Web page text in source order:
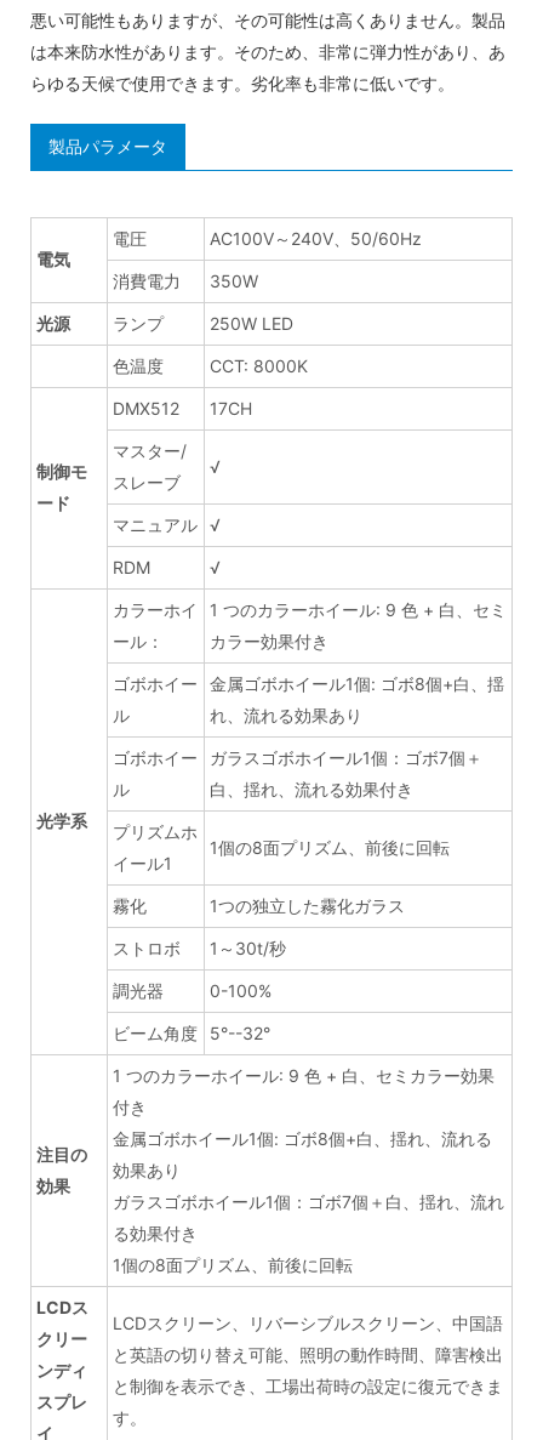
悪い可能性もありますが、その可能性は高くありません。製品
は本来防水性があります。そのため、非常に弾力性があり、あ
らゆる天候で使用できます。劣化率も非常に低いです。
製品パラメータ
電気
電圧 AC100V～240V、50/60Hz
消費電力 350W
光源 ランプ 250W LED
色温度 CCT: 8000K
制御モ
ード
DMX512 17CH
マスター/
スレーブ
√
マニュアル √
RDM √
光学系
カラーホイ
ール：
1 つのカラーホイール: 9 色 + 白、セミ
カラー効果付き
ゴボホイー
ル
金属ゴボホイール1個: ゴボ8個+白、揺
れ、流れる効果あり
ゴボホイー
ル
ガラスゴボホイール1個：ゴボ7個＋
白、揺れ、流れる効果付き
プリズムホ
イール1
1個の8面プリズム、前後に回転
霧化 1つの独立した霧化ガラス
ストロボ 1～30t/秒
調光器 0-100%
ビーム角度 5°--32°
注目の
効果
1 つのカラーホイール: 9 色 + 白、セミカラー効果
付き
金属ゴボホイール1個: ゴボ8個+白、揺れ、流れる
効果あり
ガラスゴボホイール1個：ゴボ7個＋白、揺れ、流れ
る効果付き
1個の8面プリズム、前後に回転
LCDス
クリー
ンディ
スプレ
イ
LCDスクリーン、リバーシブルスクリーン、中国語
と英語の切り替え可能、照明の動作時間、障害検出
と制御を表示でき、工場出荷時の設定に復元できま
す。